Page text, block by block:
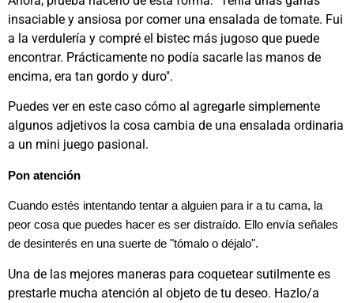
insaciable y ansiosa por comer una ensalada de tomate. Fui
a la verdulería y compré el bistec más jugoso que puede
encontrar. Prácticamente no podía sacarle las manos de
encima, era tan gordo y duro".
Puedes ver en este caso cómo al agregarle simplemente
algunos adjetivos la cosa cambia de una ensalada ordinaria
a un mini juego pasional.
Pon atención
Cuando estés intentando tentar a alguien para ir a tu cama, la
peor cosa que puedes hacer es ser distraído. Ello envía señales
de desinterés en una suerte de "tómalo o déjalo".
Una de las mejores maneras para coquetear sutilmente es
prestarle mucha atención al objeto de tu deseo. Hazlo/a